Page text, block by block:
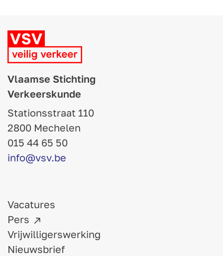
Vlaamse Stichting
Verkeerskunde
Stationsstraat 110
2800 Mechelen
015 44 65 50
info@vsv.be
Vacatures
Pers
Vrijwilligerswerking
Nieuwsbrief